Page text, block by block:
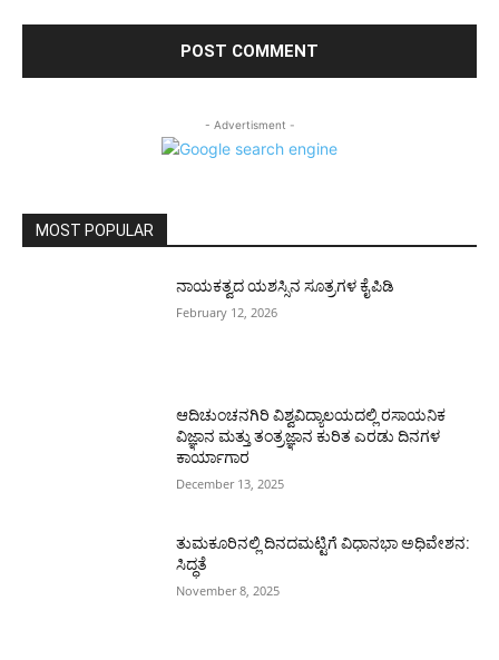
- Advertisment -
MOST POPULAR
ನಾಯಕತ್ವದ ಯಶಸ್ಸಿನ ಸೂತ್ರಗಳ ಕೈಪಿಡಿ
February 12, 2026
ಆದಿಚುಂಚನಗಿರಿ ವಿಶ್ವವಿದ್ಯಾಲಯದಲ್ಲಿ ರಸಾಯನಿಕ
ವಿಜ್ಞಾನ ಮತ್ತು ತಂತ್ರಜ್ಞಾನ ಕುರಿತ ಎರಡು ದಿನಗಳ
ಕಾರ್ಯಾಗಾರ
December 13, 2025
ತುಮಕೂರಿನಲ್ಲಿ ದಿನದಮಟ್ಟಿಗೆ ವಿಧಾನಭಾ ಅಧಿವೇಶನ:
ಸಿದ್ಧತೆ
November 8, 2025